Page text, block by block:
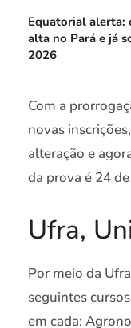
Equatorial alerta:
alta no Pará e já
2026
Com a
novas
alteração e
da prova é 24
Ufra,
Por meio da
seguintes
em cada: